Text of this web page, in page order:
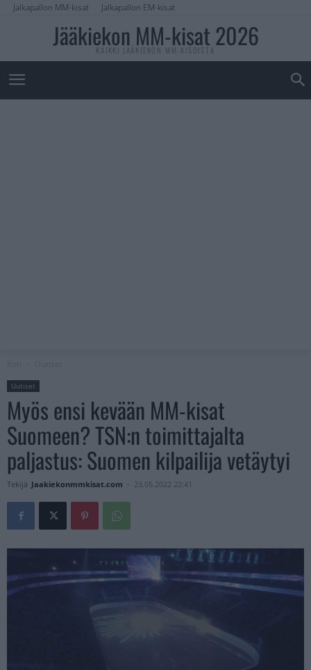
Jalkapallon MM-kisat Jalkapallon EM-kisat
Jääkiekon MM-kisat 2026
KAIKKI JÄÄKIEKON MM-KISOISTA
Uutiset
Myös ensi kevään MM-kisat
Suomeen? TSN:n toimittajalta
paljastus: Suomen kilpailija vetäytyi
Tekijä Jaakiekonmmkisat.com - 23.05.2022 22:41